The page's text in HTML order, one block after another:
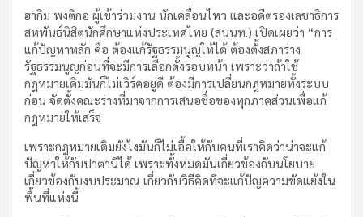
ฮากิม พงติกอ ผู้เข้าร่วมงาน นักเคลื่อนไหว และอดีตรองเลขาธิการ
สหพันธ์นิสิตนักศึกษาแห่งประเทศไทย (สนนท.) เปิดเผยว่า “การ
แก้ปัญหาหลัก คือ ต้องแก้รัฐธรรมนูญให้ได้ ต้องตั้งสภาร่าง
รัฐธรรมนูญก่อนที่จะมีการเลือกตั้งรอบหน้า เพราะว่าถ้าใช้
กฎหมายเดิมมันก็ไม่เวิร์คอยู่ดี ต้องมีการเปลี่ยนกฎหมายทั้งระบบ
ก่อน จัดตั้งคณะร่างที่มาจากการเสนอชื่อของทุกภาคส่วนเพื่อแก้
กฎหมายให้เสร็จ
เพราะกฎหมายเดิมยังไงมันก็ไม่เอื้อให้กับคนที่เราคิดว่าน่าจะแก้
ปัญหาให้กับปาตานีได้ เพราะทั้งหมดมันเกี่ยวข้องกับนโยบาย
เกี่ยวข้องกับงบประมาณ เกี่ยวกับวิธีคิดที่จะแก้ปัญความขัดแย้งใน
พื้นที่แห่งนี้